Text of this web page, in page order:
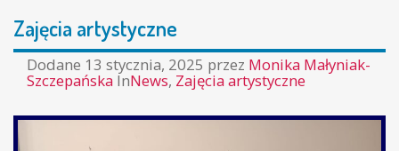
Zajęcia artystyczne
Dodane 13 stycznia, 2025 przez Monika Małyniak-
Szczepańska InNews, Zajęcia artystyczne